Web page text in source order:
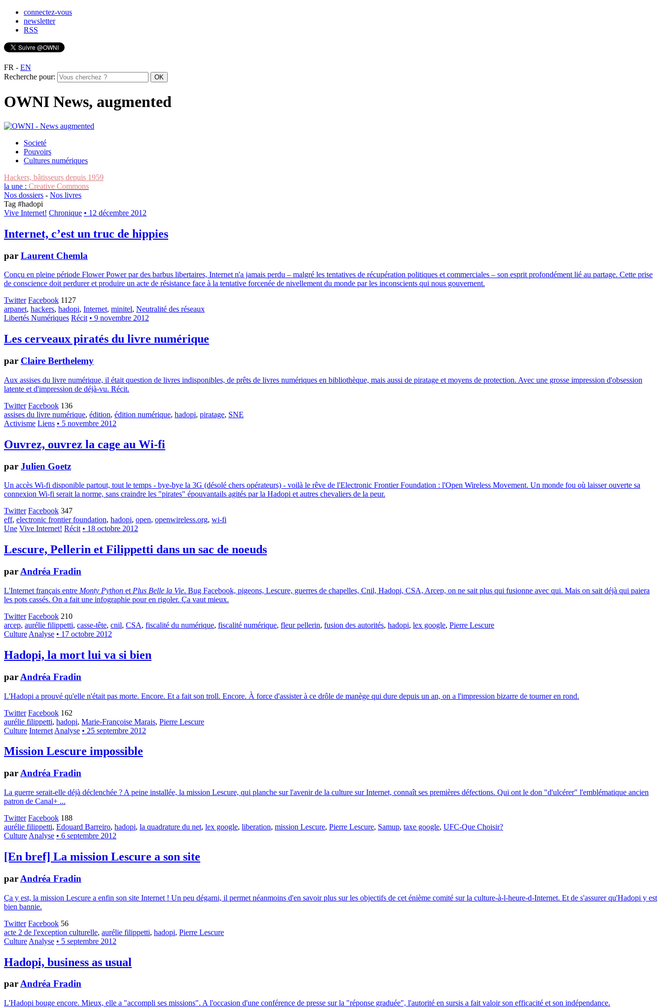
connectez-vous
newsletter
RSS
FR - EN
Recherche pour:
OWNI News, augmented
Societé
Pouvoirs
Cultures numériques
Hackers, bâtisseurs depuis 1959
la une : Creative Commons
Nos dossiers - Nos livres
Tag #hadopi
Vive Internet! Chronique • 12 décembre 2012
Internet, c’est un truc de hippies
par Laurent Chemla
Conçu en pleine période Flower Power par des barbus libertaires, Internet n'a jamais perdu – malgré les tentatives de récupération politiques et commerciales – son esprit profondément lié au partage. Cette prise
de conscience doit perdurer et produire un acte de résistance face à la tentative forcenée de nivellement du monde par les inconscients qui nous gouvernent.
Twitter Facebook 1127
arpanet, hackers, hadopi, Internet, minitel, Neutralité des réseaux
Libertés Numériques Récit • 9 novembre 2012
Les cerveaux piratés du livre numérique
par Claire Berthelemy
Aux assises du livre numérique, il était question de livres indisponibles, de prêts de livres numériques en bibliothèque, mais aussi de piratage et moyens de protection. Avec une grosse impression d'obsession
latente et d'impression de déjà-vu. Récit.
Twitter Facebook 136
assises du livre numérique, édition, édition numérique, hadopi, piratage, SNE
Activisme Liens • 5 novembre 2012
Ouvrez, ouvrez la cage au Wi-fi
par Julien Goetz
Un accès Wi-fi disponible partout, tout le temps - bye-bye la 3G (désolé chers opérateurs) - voilà le rêve de l'Electronic Frontier Foundation : l'Open Wireless Movement. Un monde fou où laisser ouverte sa
connexion Wi-fi serait la norme, sans craindre les "pirates" épouvantails agités par la Hadopi et autres chevaliers de la peur.
Twitter Facebook 347
eff, electronic frontier foundation, hadopi, open, openwireless.org, wi-fi
Une Vive Internet! Récit • 18 octobre 2012
Lescure, Pellerin et Filippetti dans un sac de noeuds
parAndréa Fradin
L'Internet français entre Monty Python et Plus Belle la Vie. Bug Facebook, pigeons, Lescure, guerres de chapelles, Cnil, Hadopi, CSA, Arcep, on ne sait plus qui fusionne avec qui. Mais on sait déjà qui paiera
les pots cassés. On a fait une infographie pour en rigoler. Ça vaut mieux.
Twitter Facebook 210
arcep, aurélie filippetti, casse-tête, cnil, CSA, fiscalité du numérique, fiscalité numérique, fleur pellerin, fusion des autorités, hadopi, lex google, Pierre Lescure
Culture Analyse • 17 octobre 2012
Hadopi, la mort lui va si bien
par Andréa Fradin
L'Hadopi a prouvé qu'elle n'était pas morte. Encore. Et a fait son troll. Encore. À force d'assister à ce drôle de manège qui dure depuis un an, on a l'impression bizarre de tourner en rond.
Twitter Facebook 162
aurélie filippetti, hadopi, Marie-Françoise Marais, Pierre Lescure
Culture Internet Analyse • 25 septembre 2012
Mission Lescure impossible
parAndréa Fradin
La guerre serait-elle déjà déclenchée ? A peine installée, la mission Lescure, qui planche sur l'avenir de la culture sur Internet, connaît ses premières défections. Qui ont le don "d'ulcérer" l'emblématique ancien
patron de Canal+ ...
Twitter Facebook 188
aurélie filippetti, Edouard Barreiro, hadopi, la quadrature du net, lex google, liberation, mission Lescure, Pierre Lescure, Samup, taxe google, UFC-Que Choisir?
Culture Analyse • 6 septembre 2012
[En bref] La mission Lescure a son site
par Andréa Fradin
Ça y est, la mission Lescure a enfin son site Internet ! Un peu dégarni, il permet néanmoins d'en savoir plus sur les objectifs de cet énième comité sur la culture-à-l-heure-d-Internet. Et de s'assurer qu'Hadopi y est
bien bannie.
Twitter Facebook 56
acte 2 de l'exception culturelle, aurélie filippetti, hadopi, Pierre Lescure
Culture Analyse • 5 septembre 2012
Hadopi, business as usual
parAndréa Fradin
L'Hadopi bouge encore. Mieux, elle a "accompli ses missions". A l'occasion d'une conférence de presse sur la "réponse graduée", l'autorité en sursis a fait valoir son efficacité et son indépendance.